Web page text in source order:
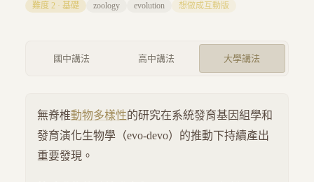
難度 2 · 基礎 zoology evolution 想做成互動版
國中講法 高中講法 大學講法
無脊椎動物多樣性的研究在系統發育基因組學和
發育演化生物學（evo-devo）的推動下持續產出
重要發現。